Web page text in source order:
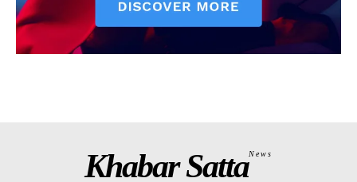
Khabar SattaNews